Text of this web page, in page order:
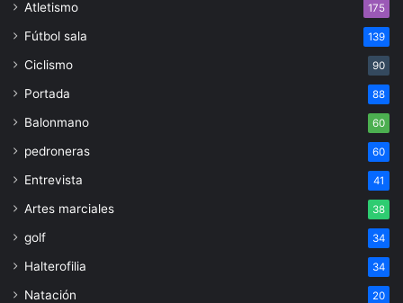
Atletismo 175
Fútbol sala 139
Ciclismo 90
Portada 88
Balonmano 60
pedroneras 60
Entrevista 41
Artes marciales 38
golf 34
Halterofilia 34
Natación 20